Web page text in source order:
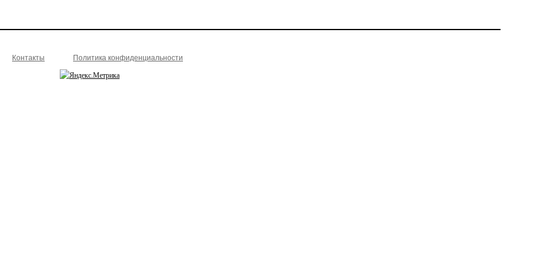
Контакты Политика конфиденциальности